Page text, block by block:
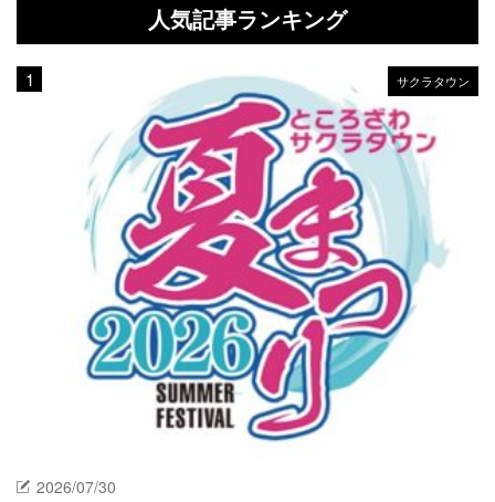
人気記事ランキング
サクラタウン
2026/07/30